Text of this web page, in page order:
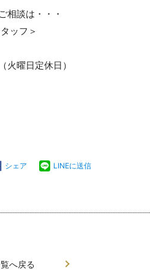
相談は・・・
ッフ＞
火曜日定休日）
シェア LINEに送信
へ戻る